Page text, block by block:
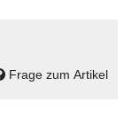
Frage zum Artikel